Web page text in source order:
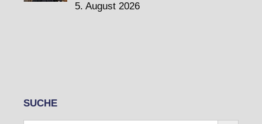
5. August 2026
SUCHE
Search Button